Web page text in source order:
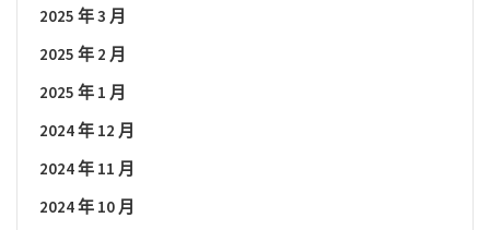
2025 年 3 月
2025 年 2 月
2025 年 1 月
2024 年 12 月
2024 年 11 月
2024 年 10 月